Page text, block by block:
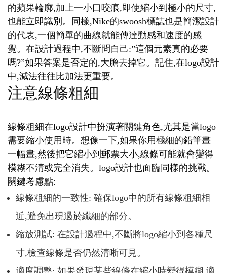
的蘋果輪廓,加上一小口咬痕,即使縮小到極小的尺寸,
也能立即識別。同樣,Nike的swoosh標誌也是簡潔設計
的代表,一個簡單的曲線就能傳達動感和速度的感
覺。在設計過程中,不斷問自己:”這個元素真的必要
嗎?”如果答案是否定的,大膽去掉它。記住,在logo設計
中,減法往往比加法更重要。
注意線條粗細
線條粗細在logo設計中扮演著關鍵角色,尤其是當logo
需要縮小使用時。想像一下,如果你用極細的鉛筆畫
一幅畫,然後把它縮小到郵票大小,線條可能就會變得
模糊不清或完全消失。logo設計也面臨同樣的挑戰。
關鍵考慮點:
線條粗細的一致性: 確保logo中的所有線條粗細相
近,避免出現過於纖細的部分。
縮放測試: 在設計過程中,不斷將logo縮小到各種尺
寸,檢查線條是否仍然清晰可見。